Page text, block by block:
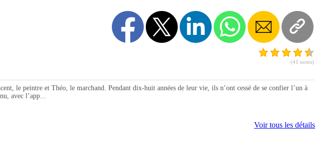
(41 notes)
le peintre et Théo, le marchand. Pendant dix-huit années de leur vie, ils n’ont cessé de se confier l’un à
avec l’app...
Voir tous les détails